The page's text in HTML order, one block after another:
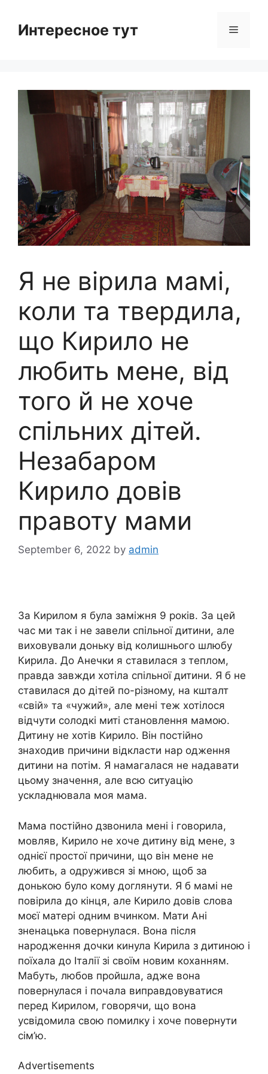
contentИнтересное тут Menu
Я не вірила мамі,
коли та твердила,
що Кирило не
любить мене, від
того й не хоче
спільних дітей.
Незабаром
Кирило довів
правоту мами
September 6, 2022 by admin
За Кирилом я була заміжня 9 років. За цей
час ми так і не завели спільної дитини, але
виховували доньку від колишнього шлюбу
Кирила. До Анечки я ставилася з теплом,
правда завжди хотіла спільної дитини. Я б не
ставилася до дітей по-різному, на кшталт
«свій» та «чужий», але мені теж хотілося
відчути солодкі миті становлення мамою.
Дитину не хотів Кирило. Він постійно
знаходив причини відкласти нар одження
дитини на потім. Я намагалася не надавати
цьому значення, але всю ситуацію
ускладнювала моя мама.
Мама постійно дзвонила мені і говорила,
мовляв, Кирило не хоче дитину від мене, з
однієї простої причини, що він мене не
любить, а одружився зі мною, щоб за
донькою було кому доглянути. Я б мамі не
повірила до кінця, але Кирило довів слова
моєї матері одним вчинком. Мати Ані
зненацька повернулася. Вона після
народження дочки кинула Кирила з дитиною і
поїхала до Італії зі своїм новим коханням.
Мабуть, любов пройшла, адже вона
повернулася і почала виправдовуватися
перед Кирилом, говорячи, що вона
усвідомила свою помилку і хоче повернути
сім’ю.
Advertisements